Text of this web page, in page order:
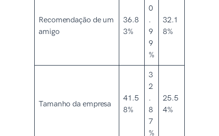
Recomendação de um
amigo
36.8
3%
0
.
9
9
%
32.1
8%
Tamanho da empresa
41.5
8%
3
2
.
8
7
%
25.5
4%